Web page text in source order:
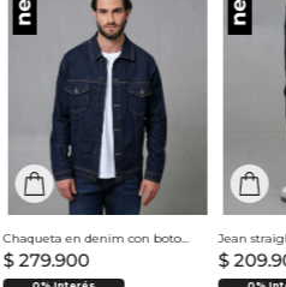
Chaqueta en denim con botones para hombre
$ 279.900 $ 209.